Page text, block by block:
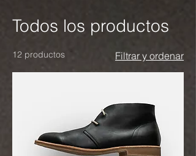
Todos los productos
12 productos Filtrar y ordenar